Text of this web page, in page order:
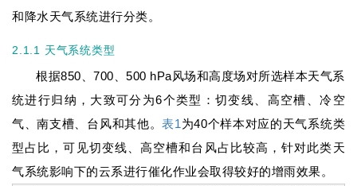
和降水天气系统进行分类。
2.1.1 天气系统类型
根据850、700、500 hPa风场和高度场对所选样本天气系
统进行归纳，大致可分为6个类型：切变线、高空槽、冷空
气、南支槽、台风和其他。表1为40个样本对应的天气系统类
型占比，可见切变线、高空槽和台风占比较高，针对此类天
气系统影响下的云系进行催化作业会取得较好的增雨效果。